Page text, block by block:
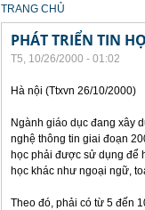
YOU ARE HERE
TRANG CHỦ
PHÁT TRIỂN TIN
T5, 10/26/2000 - 01:02
Hà nội (Ttxvn 26/10/2000)
Ngành giáo dục đang xây
nghệ thông tin giai đoạn
học phải được sử dụng để
học khác như ngoại ngữ,
Theo đó, phải có từ 5 đến